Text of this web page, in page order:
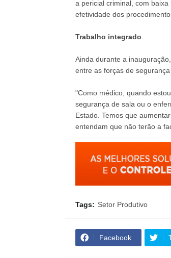
a pericial criminal, com
efetividade dos
Trabalho integrado
Ainda durante a
entre as forças de segurança
"Como médico, quando
segurança de sala ou o
Estado. Temos que
entendam que não terão a
Tags: Setor Produtivo
Facebook